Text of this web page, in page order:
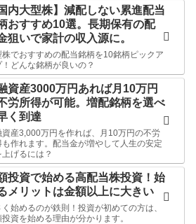
国内大型株】減配しない累進配当
おすすめ10選。長期保有の配
狙いで家計の収入源に。
株でおすすめの配当銘柄を10銘柄ピックア
！どんな銘柄が良いの？
資産3000万円あれば月10万円
労所得が可能。増配銘柄を選べ
く到達
資産3,000万円を作れば、月10万円の不労
も作れます。配当金が増やして人生の安定
上げるには？
投資で始める高配当株投資！始
メリットは金額以上に大きい
始めるのが鉄則！投資が初めての方は、
投資を始める理由が分かります。